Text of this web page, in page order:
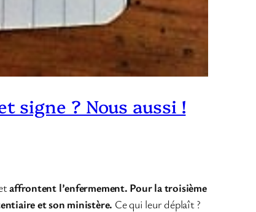
signe ? Nous aussi !
affrontent l’enfermement. Pour la troisième
et son ministère. Ce qui leur déplaît ?